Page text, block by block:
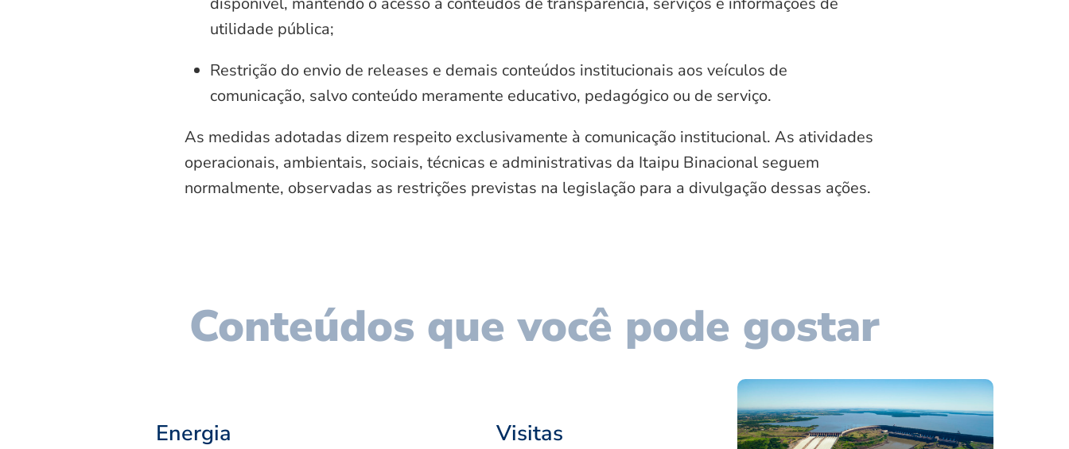
utilidade pública;
Restrição do envio de releases e demais conteúdos institucionais aos veículos de
comunicação, salvo conteúdo meramente educativo, pedagógico ou de serviço.
As medidas adotadas dizem respeito exclusivamente à comunicação institucional. As atividades
operacionais, ambientais, sociais, técnicas e administrativas da Itaipu Binacional seguem
normalmente, observadas as restrições previstas na legislação para a divulgação dessas ações.
Conteúdos que você pode gostar
Energia Visitas